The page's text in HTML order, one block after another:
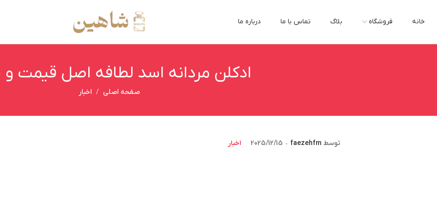
خانه فروشگاه بلاگ تماس با ما درباره ما
ادکلن مردانه اسد لطافه اصل قیمت و
صفحه اصلی اخبار
توسط faezehfm
2025/12/15 اخبار